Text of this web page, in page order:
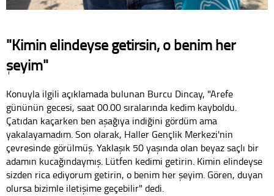
"Kimin elindeyse getirsin, o benim her
şeyim"
Konuyla ilgili açıklamada bulunan Burcu Dincay, "Arefe
gününün gecesi, saat 00.00 sıralarında kedim kayboldu.
Çatıdan kaçarken ben aşağıya indiğini gördüm ama
yakalayamadım. Son olarak, Haller Gençlik Merkezi'nin
çevresinde görülmüş. Yaklaşık 50 yaşında olan beyaz saçlı bir
adamın kucağındaymış. Lütfen kedimi getirin. Kimin elindeyse
sizden rica ediyorum getirin, o benim her şeyim. Gören, duyan
olursa bizimle iletişime geçebilir" dedi.